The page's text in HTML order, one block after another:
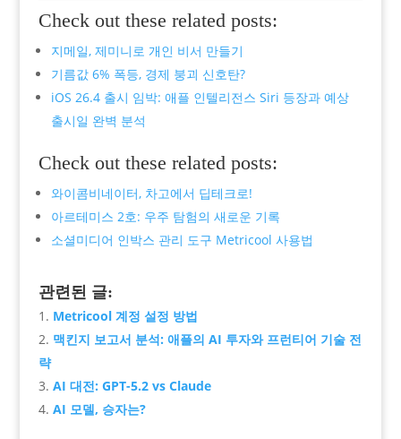
Check out these related posts:
지메일, 제미니로 개인 비서 만들기
기름값 6% 폭등, 경제 붕괴 신호탄?
iOS 26.4 출시 임박: 애플 인텔리전스 Siri 등장과 예상
출시일 완벽 분석
Check out these related posts:
와이콤비네이터, 차고에서 딥테크로!
아르테미스 2호: 우주 탐험의 새로운 기록
소셜미디어 인박스 관리 도구 Metricool 사용법
관련된 글:
Metricool 계정 설정 방법
맥킨지 보고서 분석: 애플의 AI 투자와 프런티어 기술 전
략
AI 대전: GPT-5.2 vs Claude
AI 모델, 승자는?